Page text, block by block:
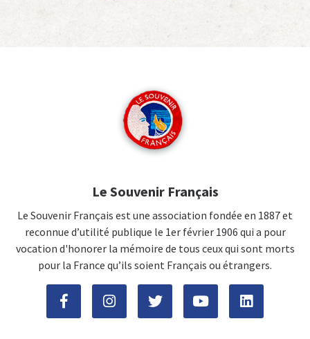
Le Souvenir Français
Le Souvenir Français est une association fondée en 1887 et
reconnue d’utilité publique le 1er février 1906 qui a pour
vocation d'honorer la mémoire de tous ceux qui sont morts
pour la France qu’ils soient Français ou étrangers.